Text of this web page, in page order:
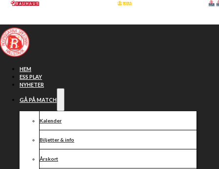
Hoppa till huvudinnehåll
HEM
ESS PLAY
NYHETER
GÅ PÅ MATCH
Kalender
Biljetter & info
Årskort